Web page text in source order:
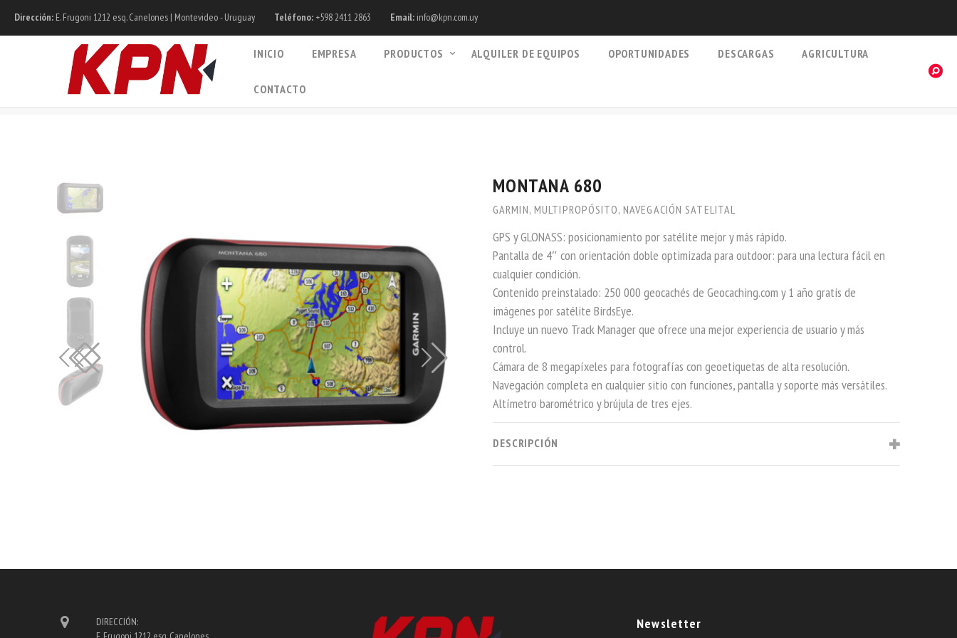
Dirección: E. Frugoni 1212 esq. Canelones | Montevideo - Uruguay Teléfono: +598 2411 2863 Email: info@kpn.com.uy
INICIO EMPRESA PRODUCTOS ALQUILER DE EQUIPOS OPORTUNIDADES DESCARGAS AGRICULTURA
CONTACTO
MONTANA 680
GARMIN, MULTIPROPÓSITO, NAVEGACIÓN SATELITAL
GPS y GLONASS: posicionamiento por satélite mejor y más rápido.
Pantalla de 4″ con orientación doble optimizada para outdoor: para una lectura fácil en
cualquier condición.
Contenido preinstalado: 250 000 geocachés de Geocaching.com y 1 año gratis de
imágenes por satélite BirdsEye.
Incluye un nuevo Track Manager que ofrece una mejor experiencia de usuario y más
control.
Cámara de 8 megapíxeles para fotografías con geoetiquetas de alta resolución.
Navegación completa en cualquier sitio con funciones, pantalla y soporte más versátiles.
Altímetro barométrico y brújula de tres ejes.
DESCRIPCIÓN
DIRECCIÓN:
Newsletter